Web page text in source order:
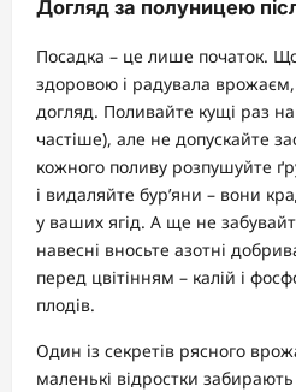
Догляд за полуницею
Посадка – це лише початок.
здоровою і радувала врожаєм,
догляд. Поливайте кущі раз на
частіше), але не допускайте
кожного поливу розпушуйте
і видаляйте бур’яни – вони
у ваших ягід. А ще не
навесні вносьте азотні
перед цвітінням – калій і
плодів.
Один із секретів рясного
маленькі відростки